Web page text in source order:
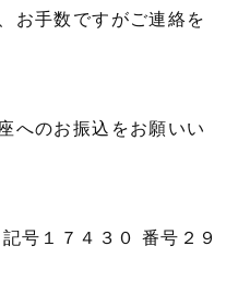
お手数ですがご連絡を
へのお振込をお願いい
号１７４３０ 番号２９